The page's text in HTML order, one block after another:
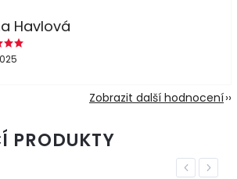
Havlová
Zobrazit další hodnocení
PRODUKTY
Previous
Next